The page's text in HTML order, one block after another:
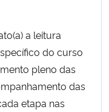
a leitura
do curso
pleno das
das
etapa nas